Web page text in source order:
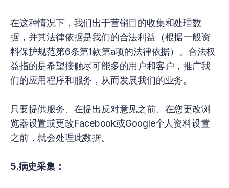
在这种情况下，我们出于营销目的收集和处理数
据，并其法律依据是我们的合法利益（根据一般资
料保护规范第6条第1款第a项的法律依据）。合法权
益指的是希望接触尽可能多的用户和客户，推广我
们的应用程序和服务，从而发展我们的业务。
只要提供服务、在提出反对意见之前、在您更改浏
览器设置或更改Facebook或Google个人资料设置
之前，就会处理此数据。
5.病史采集：